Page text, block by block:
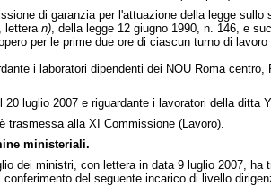
di garanzia per l'attuazione della legge
lettera n), della legge 12 giugno 1990, n. 146, e
per le prime due ore di ciascun turno di
i laboratori dipendenti dei NOU Roma
20 luglio 2007 e riguardante i lavoratori della
trasmessa alla XI Commissione (Lavoro).
ministeriali.
dei ministri, con lettera in data 9 luglio 2007,
del seguente incarico di livello